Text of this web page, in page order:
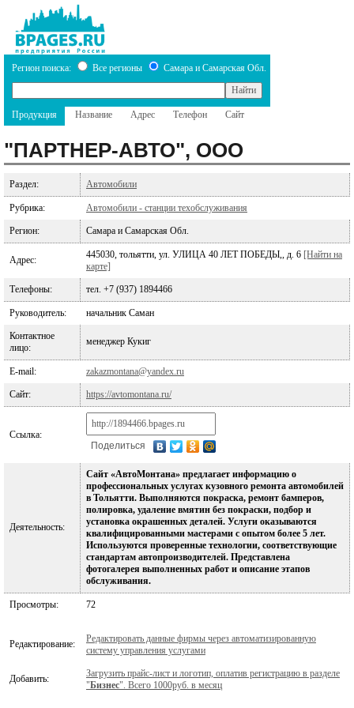
Регион поиска: Все регионы Самара и Самарская Обл.
Продукция Название Адрес Телефон Сайт
"ПАРТНЕР-АВТО", ООО
Раздел: Автомобили
Рубрика: Автомобили - станции техобслуживания
Регион: Самара и Самарская Обл.
Адрес: 445030, тольятти, ул. УЛИЦА 40 ЛЕТ ПОБЕДЫ,, д. 6 [Найти на
карте]
Телефоны: тел. +7 (937) 1894466
Руководитель: начальник Саман
Контактное
лицо:
менеджер Кукиг
E-mail: zakazmontana@yandex.ru
Сайт: https://avtomontana.ru/
Ссылка:
Поделиться
Деятельность:
Сайт «АвтоМонтана» предлагает информацию о
профессиональных услугах кузовного ремонта автомобилей
в Тольятти. Выполняются покраска, ремонт бамперов,
полировка, удаление вмятин без покраски, подбор и
установка окрашенных деталей. Услуги оказываются
квалифицированными мастерами с опытом более 5 лет.
Используются проверенные технологии, соответствующие
стандартам автопроизводителей. Представлена
фотогалерея выполненных работ и описание этапов
обслуживания.
Просмотры: 72
Редактирование:
Редактировать данные фирмы через автоматизированную
систему управления услугами
Добавить:
Загрузить прайс-лист и логотип, оплатив регистрацию в разделе
"Бизнес". Всего 1000руб. в месяц